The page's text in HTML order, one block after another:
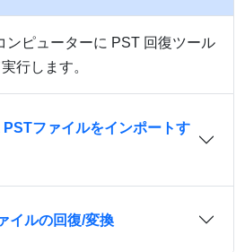
ンピューターに PST 回復ツール
行します。
ファイルをインポートす
イルの回復/変換